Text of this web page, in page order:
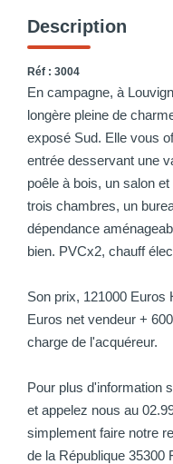
Description
Réf : 3004
En campagne, à
longère pleine de
exposé Sud. Elle vous
entrée desservant une
poêle à bois, un salon
trois chambres, un
dépendance
bien. PVCx2, chauff
Son prix, 121000 Euros
Euros net vendeur +
charge de l'acquéreur.
Pour plus d'information
et appelez nous au
simplement faire notre
de la République 35300